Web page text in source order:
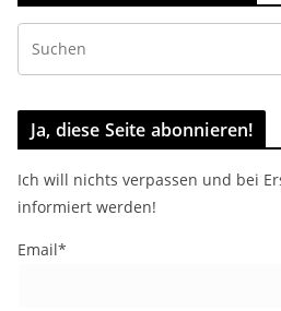
Ja, diese Seite abonnieren!
Ich will nichts verpassen und bei
informiert werden!
Email*